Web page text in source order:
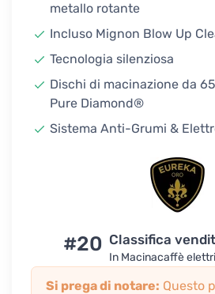
metallo rotante
Incluso Mignon Blow Up
Tecnologia silenziosa
Dischi di macinazione da
Pure Diamond®
Sistema Anti-Grumi &
#20 Classifica
In Macinacaffè
Si prega di notare: Questo